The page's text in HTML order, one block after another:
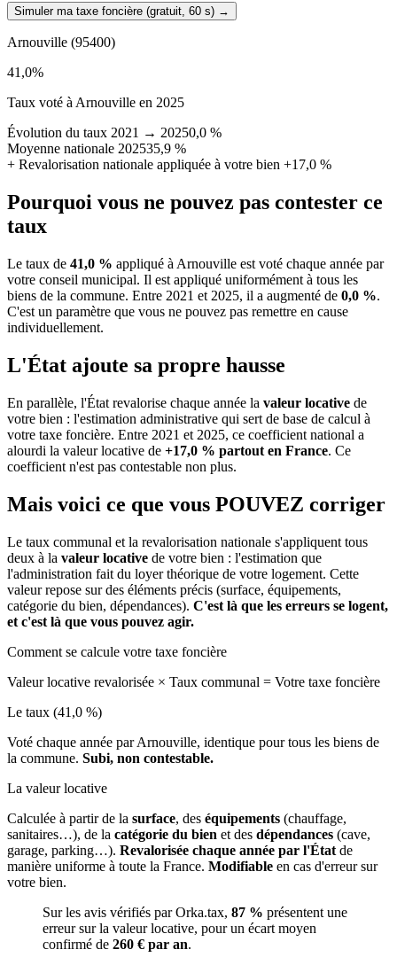
Simuler ma taxe foncière (gratuit, 60 s) →
Arnouville (95400)
41,0%
Taux voté à Arnouville en 2025
Évolution du taux 2021 → 20250,0 %
Moyenne nationale 202535,9 %
+ Revalorisation nationale appliquée à votre bien +17,0 %
Pourquoi vous ne pouvez pas contester ce
taux
Le taux de 41,0 % appliqué à Arnouville est voté chaque année par
votre conseil municipal. Il est appliqué uniformément à tous les
biens de la commune. Entre 2021 et 2025, il a augmenté de 0,0 %.
C'est un paramètre que vous ne pouvez pas remettre en cause
individuellement.
L'État ajoute sa propre hausse
En parallèle, l'État revalorise chaque année la valeur locative de
votre bien : l'estimation administrative qui sert de base de calcul à
votre taxe foncière. Entre 2021 et 2025, ce coefficient national a
alourdi la valeur locative de +17,0 % partout en France. Ce
coefficient n'est pas contestable non plus.
Mais voici ce que vous POUVEZ corriger
Le taux communal et la revalorisation nationale s'appliquent tous
deux à la valeur locative de votre bien : l'estimation que
l'administration fait du loyer théorique de votre logement. Cette
valeur repose sur des éléments précis (surface, équipements,
catégorie du bien, dépendances). C'est là que les erreurs se logent,
et c'est là que vous pouvez agir.
Comment se calcule votre taxe foncière
Valeur locative revalorisée × Taux communal = Votre taxe foncière
Le taux (41,0 %)
Voté chaque année par Arnouville, identique pour tous les biens de
la commune. Subi, non contestable.
La valeur locative
Calculée à partir de la surface, des équipements (chauffage,
sanitaires…), de la catégorie du bien et des dépendances (cave,
garage, parking…). Revalorisée chaque année par l'État de
manière uniforme à toute la France. Modifiable en cas d'erreur sur
votre bien.
Sur les avis vérifiés par Orka.tax, 87 % présentent une
erreur sur la valeur locative, pour un écart moyen
confirmé de 260 € par an.